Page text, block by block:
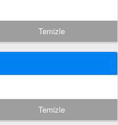
Temizle
Temizle